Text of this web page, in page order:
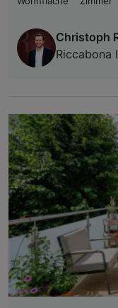
Christoph
Riccabona